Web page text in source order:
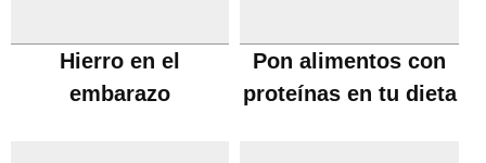
Hierro en el
embarazo
Pon alimentos con
proteínas en tu dieta